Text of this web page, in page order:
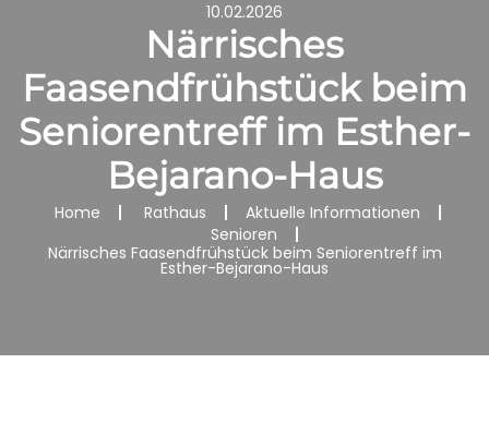
10.02.2026
Närrisches
Faasendfrühstück beim
Seniorentreff im Esther-
Bejarano-Haus
Home Rathaus
Aktuelle Informationen
Senioren
Närrisches Faasendfrühstück beim Seniorentreff im
Esther-Bejarano-Haus